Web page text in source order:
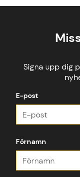
Signa upp dig
E-post
Förnamn